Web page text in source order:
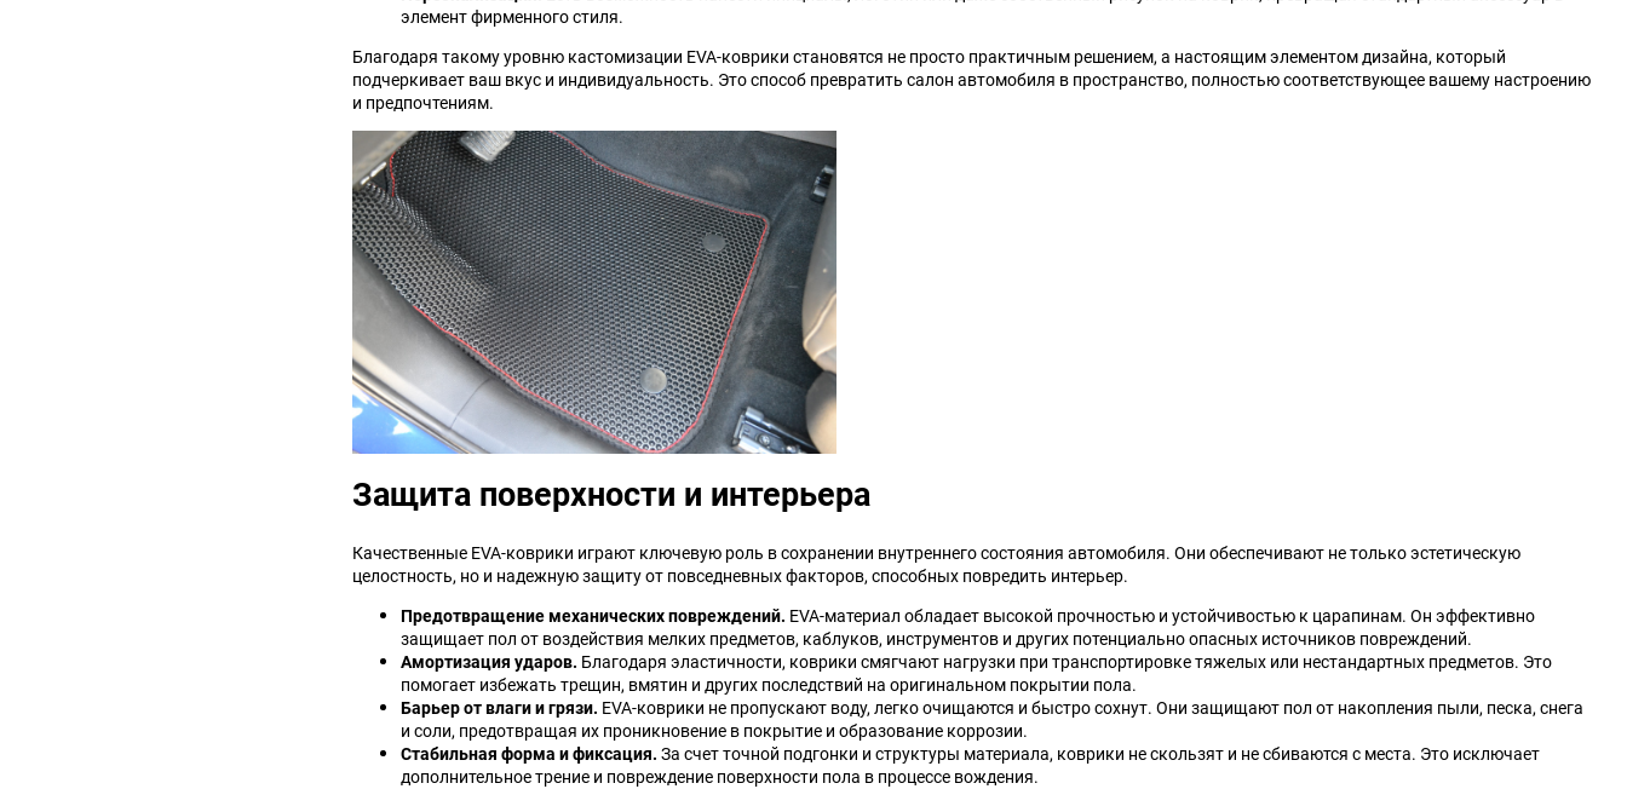
Toyota Trabant Triumph Vauxhall
Volvo Wanderer Willys Xin Kai ZX
ЗИЛ
СМЗ ТагАЗ
элемент фирменного стиля.
Благодаря такому уровню кастомизации EVA-коврики становятся не просто практичным решением, а настоящим элементом дизайна, который
подчеркивает ваш вкус и индивидуальность. Это способ превратить салон автомобиля в пространство, полностью соответствующее вашему настроению
и предпочтениям.
Защита поверхности и интерьера
Качественные EVA-коврики играют ключевую роль в сохранении внутреннего состояния автомобиля. Они обеспечивают не только эстетическую
целостность, но и надежную защиту от повседневных факторов, способных повредить интерьер.
Предотвращение механических повреждений. EVA-материал обладает высокой прочностью и устойчивостью к царапинам. Он эффективно
защищает пол от воздействия мелких предметов, каблуков, инструментов и других потенциально опасных источников повреждений.
Амортизация ударов. Благодаря эластичности, коврики смягчают нагрузки при транспортировке тяжелых или нестандартных предметов. Это
помогает избежать трещин, вмятин и других последствий на оригинальном покрытии пола.
Барьер от влаги и грязи. EVA-коврики не пропускают воду, легко очищаются и быстро сохнут. Они защищают пол от накопления пыли, песка, снега
и соли, предотвращая их проникновение в покрытие и образование коррозии.
Стабильная форма и фиксация. За счет точной подгонки и структуры материала, коврики не скользят и не сбиваются с места. Это исключает
дополнительное трение и повреждение поверхности пола в процессе вождения.